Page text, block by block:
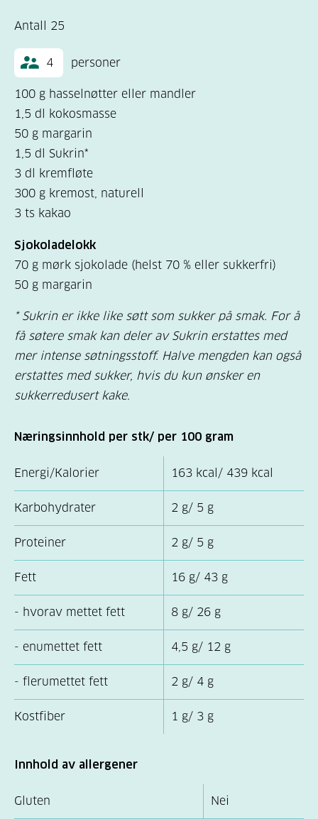
Antall 25
4 personer
100 g hasselnøtter eller mandler
1,5 dl kokosmasse
50 g margarin
1,5 dl Sukrin*
3 dl kremfløte
300 g kremost, naturell
3 ts kakao
Sjokoladelokk
70 g mørk sjokolade (helst 70 % eller sukkerfri)
50 g margarin
* Sukrin er ikke like søtt som sukker på smak. For å
få søtere smak kan deler av Sukrin erstattes med
mer intense søtningsstoff. Halve mengden kan også
erstattes med sukker, hvis du kun ønsker en
sukkerredusert kake.
Næringsinnhold per stk/ per 100 gram
Energi/Kalorier 163 kcal/ 439 kcal
Karbohydrater 2 g/ 5 g
Proteiner 2 g/ 5 g
Fett 16 g/ 43 g
- hvorav mettet fett 8 g/ 26 g
- enumettet fett 4,5 g/ 12 g
- flerumettet fett 2 g/ 4 g
Kostfiber 1 g/ 3 g
Innhold av allergener
Gluten Nei